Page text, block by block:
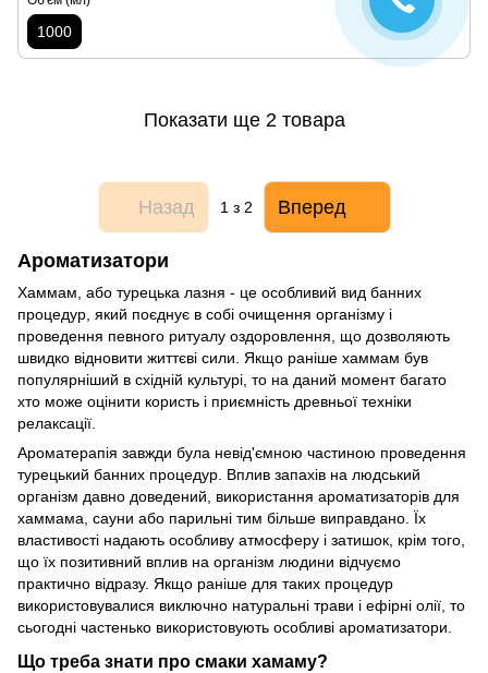
1000
Показати ще 2 товара
Назад 1 з 2 Вперед
Ароматизатори
Хаммам, або турецька лазня - це особливий вид банних
процедур, який поєднує в собі очищення організму і
проведення певного ритуалу оздоровлення, що дозволяють
швидко відновити життєві сили. Якщо раніше хаммам був
популярніший в східній культурі, то на даний момент багато
хто може оцінити користь і приємність древньої техніки
релаксації.
Ароматерапія завжди була невід'ємною частиною проведення
турецький банних процедур. Вплив запахів на людський
організм давно доведений, використання ароматизаторів для
хаммама, сауни або парильні тим більше виправдано. Їх
властивості надають особливу атмосферу і затишок, крім того,
що їх позитивний вплив на організм людини відчуємо
практично відразу. Якщо раніше для таких процедур
використовувалися виключно натуральні трави і ефірні олії, то
сьогодні частенько використовують особливі ароматизатори.
Що треба знати про смаки хамаму?